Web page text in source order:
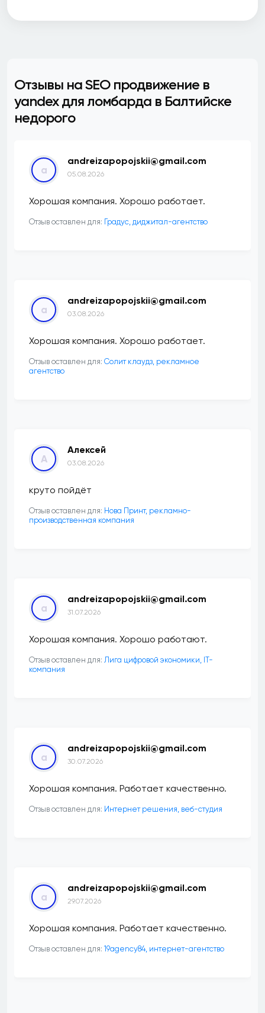
Отзывы на SEO продвижение в
yandex для ломбарда в Балтийске
недорого
a
andreizapopojskii@gmail.com
05.08.2026
Хорошая компания. Хорошо работает.
Отзыв оставлен для: ​Градус, диджитал-агентство
a
andreizapopojskii@gmail.com
03.08.2026
Хорошая компания. Хорошо работает.
Отзыв оставлен для: Солит клаудз, рекламное
агентство
А
Алексей
03.08.2026
круто пойдёт
Отзыв оставлен для: Нова Принт, рекламно-
производственная компания
a
andreizapopojskii@gmail.com
31.07.2026
Хорошая компания. Хорошо работают.
Отзыв оставлен для: Лига цифровой экономики, IT-
компания
a
andreizapopojskii@gmail.com
30.07.2026
Хорошая компания. Работает качественно.
Отзыв оставлен для: Интернет решения, веб-студия
a
andreizapopojskii@gmail.com
29.07.2026
Хорошая компания. Работает качественно.
Отзыв оставлен для: 19agency84, интернет-агентство